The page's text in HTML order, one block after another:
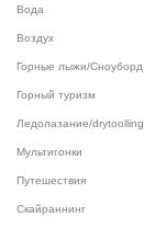
Вода
Воздух
Горные лыжи/Сноуборд
Горный туризм
Ледолазание/drytoolling
Мультигонки
Путешествия
Скайраннинг